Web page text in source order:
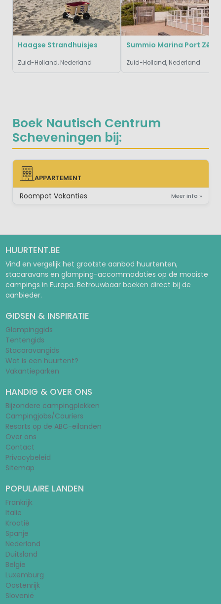
Boek Nautisch Centrum
Scheveningen bij:
APPARTEMENT
APPARTEMENT
Roompot Vakanties Meer info »
Haagse Strandhuisjes
Zuid-Holland, Nederland Zuid-Holland, Nederland
HUURTENT.BE
Vind en vergelijk het grootste aanbod huurtenten,
stacaravans en glamping-accommodaties op de mooiste
campings in Europa. Betrouwbaar boeken direct bij de
aanbieder.
GIDSEN & INSPIRATIE
Glampinggids
Tentengids
Stacaravangids
Wat is een huurtent?
Vakantieparken
HANDIG & OVER ONS
Bijzondere campingplekken
Campingjobs/Couriers
Resorts op de ABC-eilanden
Over ons
Contact
Privacybeleid
Sitemap
POPULAIRE LANDEN
Frankrijk
Italië
Kroatië
Spanje
Nederland
Duitsland
België
Luxemburg
Oostenrijk
Slovenië